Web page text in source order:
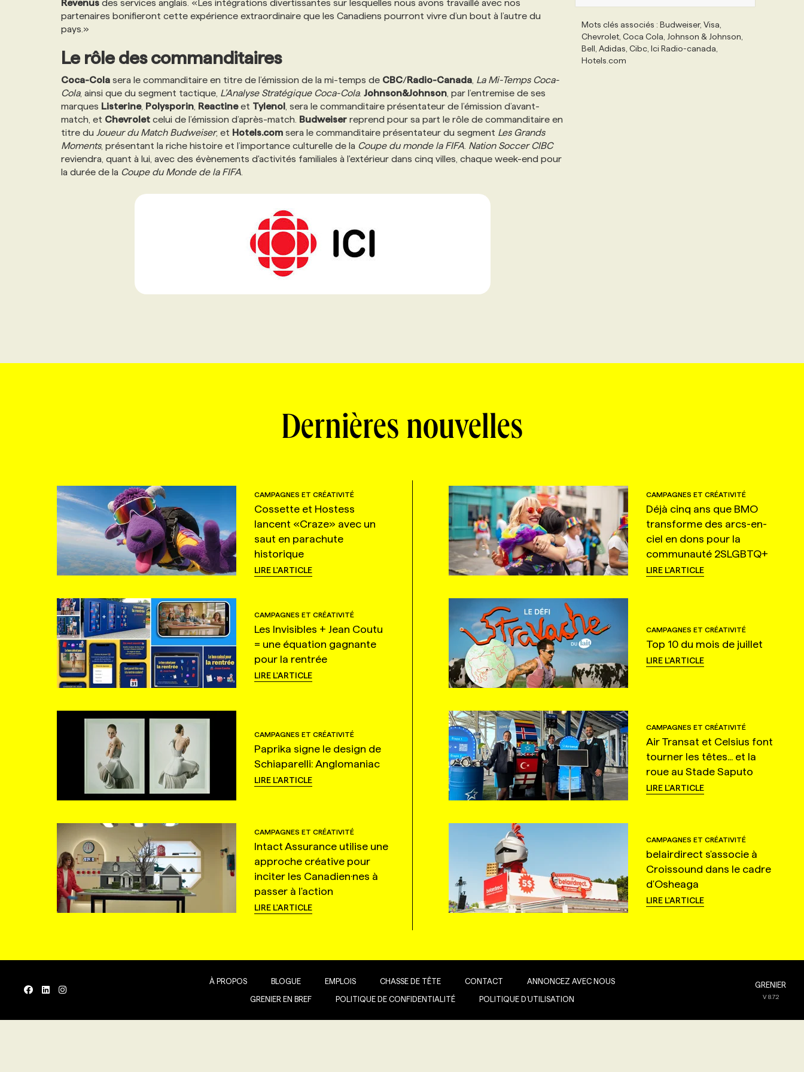
NOS TARIFS
PROGRAMMES DE SUBVENTIONS
ANNONCEZ AVEC NOUS
ANNONCEZ AVEC NOUS
Revenus des services anglais. «Les intégrations divertissantes sur lesquelles nous avons travaillé avec nos
partenaires bonifieront cette expérience extraordinaire que les Canadiens pourront vivre d’un bout à l’autre du
pays.»
Le rôle des commanditaires
Coca-Cola sera le commanditaire en titre de l’émission de la mi-temps de CBC/Radio-Canada La Mi-Temps Coca-
Cola, ainsi que du segment tactique, L’Analyse Stratégique Coca-Cola. Johnson&Johnson , par l’entremise de ses
marques Listerine, Polysporin Reactineet Tylenol , sera le commanditaire présentateur de l’émission d’avant-
match, et Chevrolet celui de l’émission d’après-match. Budweiser reprend pour sa part le rôle de commanditaire en
titre du Joueur du Match Budweiser, et Hotels.com sera le commanditaire présentateur du segment Les Grands
Moments, présentant la riche histoire et l’importance culturelle de la Coupe du monde la FIFA Nation Soccer CIBC
reviendra, quant à lui, avec des évènements d'activités familiales à l'extérieur dans cinq villes, chaque week-end pour
la durée de la Coupe du Monde de la FIFA
Mots clés associés : Budweiser, Visa,
Chevrolet, Coca Cola, Johnson & Johnson,
Bell, Adidas, Cibc, Ici Radio-canada,
Hotels.com
Dernières nouvelles
CAMPAGNES ET CRÉATIVITÉ
Cossette et Hostess
lancent «Craze» avec un
saut en parachute
historique
LIRE L'ARTICLE
CAMPAGNES ET CRÉATIVITÉ
Déjà cinq ans que BMO
transforme des arcs-en-
ciel en dons pour la
communauté 2SLGBTQ+
LIRE L'ARTICLE
CAMPAGNES ET CRÉATIVITÉ
Les Invisibles + Jean Coutu
= une équation gagnante
pour la rentrée
LIRE L'ARTICLE
CAMPAGNES ET CRÉATIVITÉ
Top 10 du mois de juillet
LIRE L'ARTICLE
CAMPAGNES ET CRÉATIVITÉ
Paprika signe le design de
Schiaparelli: Anglomaniac
LIRE L'ARTICLE
CAMPAGNES ET CRÉATIVITÉ
Air Transat et Celsius font
tourner les têtes... et la
roue au Stade Saputo
LIRE L'ARTICLE
CAMPAGNES ET CRÉATIVITÉ
Intact Assurance utilise une
approche créative pour
inciter les Canadien·nes à
passer à l'action
LIRE L'ARTICLE
CAMPAGNES ET CRÉATIVITÉ
belairdirect s'associe à
Croissound dans le cadre
d'Osheaga
LIRE L'ARTICLE
À PROPOS BLOGUE EMPLOIS CHASSE DE TÊTE CONTACT ANNONCEZ AVEC NOUS
GRENIER EN BREF POLITIQUE DE CONFIDENTIALITÉ POLITIQUE D’UTILISATION
GRENIER
V8.7.2